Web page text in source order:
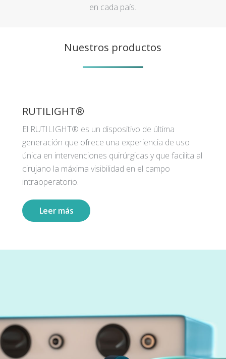
en cada país.
Nuestros productos
RUTILIGHT®
El RUTILIGHT® es un dispositivo de última
generación que ofrece una experiencia de uso
única en intervenciones quirúrgicas y que facilita al
cirujano la máxima visibilidad en el campo
intraoperatorio.
Leer más